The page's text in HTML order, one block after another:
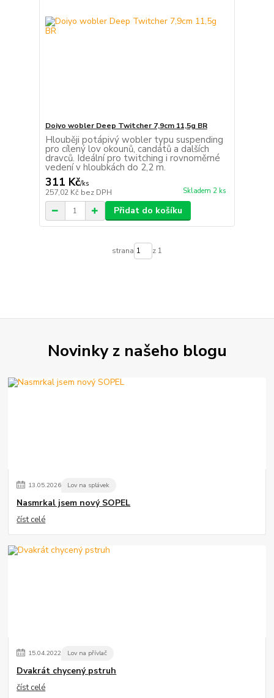
Doiyo wobler Deep Twitcher 7,9cm 11,5g BR
Hlouběji potápivý wobler typu suspending
pro cílený lov okounů, candátů a dalších
dravců. Ideální pro twitching i rovnoměrné
vedení v hloubkách do 2,2 m.
311 Kč/ks
257,02 Kč bez DPH Skladem 2 ks
Přidat do košíku
strana z 1
Novinky z našeho blogu
13.05.2026 Lov na splávek
Nasmrkal jsem nový SOPEL
číst celé
15.04.2022 Lov na přívlač
Dvakrát chycený pstruh
číst celé